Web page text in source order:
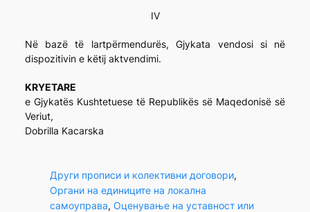
IV
Në bazë të lartpërmendurës, Gjykata vendosi si në
dispozitivin e këtij aktvendimi.
KRYETARE
e Gjykatës Kushtetuese të Republikës së Maqedonisë së
Veriut,
Dobrilla Kacarska
Други прописи и колективни договори
Органи на единиците на локална
самоуправа, Оценување на уставност или